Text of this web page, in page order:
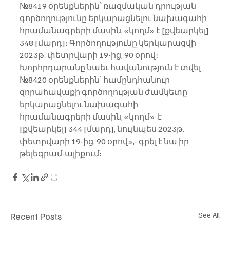
№8419 օրենքներին՝ ռազմական դրության
գործողությունը երկարացնելու նախագահի
հրամանագրերի մասին, «կողմ» է [քվեարկել]
348 [մարդ]։ Գործողությունը կերկարացվի
2023թ. փետրվարի 19-ից, 90 օրով։
Խորհրդարանը նաեւ հավանություն է տվել
№8420 օրենքներին՝ համընդհանուր
զորահավաքի գործողության ժամկետը
երկարացնելու նախագահի
հրամանագրերի մասին, «կողմ»  է
[քվեարկել] 344 [մարդ], նույնպես 2023թ.
փետրվարի 19-ից, 90 օրով»,- գրել է նա իր
թելեգրամ-ալիքում։
Recent Posts See All